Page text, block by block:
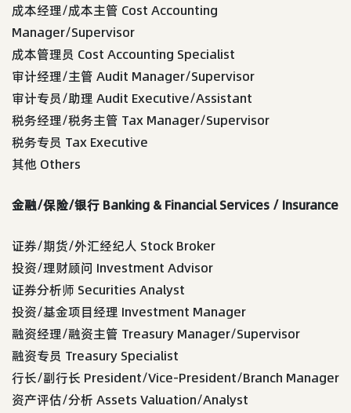
成本经理/成本主管 Cost Accounting
Manager/Supervisor
成本管理员 Cost Accounting Specialist
审计经理/主管 Audit Manager/Supervisor
审计专员/助理 Audit Executive/Assistant
税务经理/税务主管 Tax Manager/Supervisor
税务专员 Tax Executive
其他 Others
金融/保险/银行 Banking & Financial Services / Insurance
证券/期货/外汇经纪人 Stock Broker
投资/理财顾问 Investment Advisor
证券分析师 Securities Analyst
投资/基金项目经理 Investment Manager
融资经理/融资主管 Treasury Manager/Supervisor
融资专员 Treasury Specialist
行长/副行长 President/Vice-President/Branch Manager
资产评估/分析 Assets Valuation/Analyst